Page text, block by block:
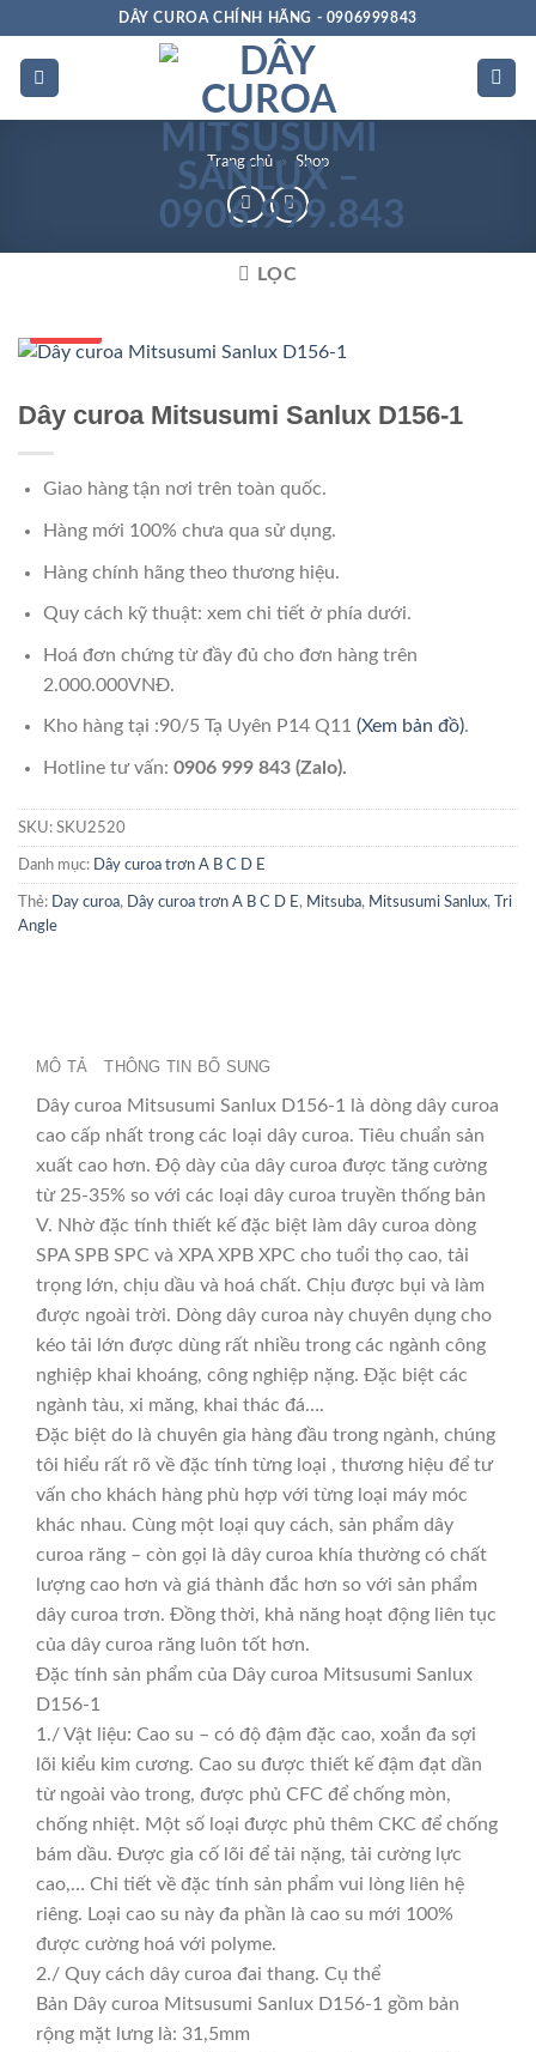
dung
DÂY CUROA CHÍNH HÃNG - 0906999843
Trang chủ » Shop
LỌC
Dây curoa Mitsusumi Sanlux D156-1
Giao hàng tận nơi trên toàn quốc.
Hàng mới 100% chưa qua sử dụng.
Hàng chính hãng theo thương hiệu.
Quy cách kỹ thuật: xem chi tiết ở phía dưới.
Hoá đơn chứng từ đầy đủ cho đơn hàng trên
2.000.000VNĐ.
Kho hàng tại :90/5 Tạ Uyên P14 Q11 (Xem bản đồ).
Hotline tư vấn: 0906 999 843 (Zalo).
SKU: SKU2520
Danh mục: Dây curoa trơn A B C D E
Thẻ: Day curoa, Dây curoa trơn A B C D E , Mitsuba, Mitsusumi Sanlux,
Tri
Angle
MÔ TẢ THÔNG TIN BỔ SUNG
Dây curoa Mitsusumi Sanlux D156-1 là dòng dây curoa
cao cấp nhất trong các loại dây curoa. Tiêu chuẩn sản
xuất cao hơn. Độ dày của dây curoa được tăng cường
từ 25-35% so với các loại dây curoa truyền thống bản
V. Nhờ đặc tính thiết kế đặc biệt làm dây curoa dòng
SPA SPB SPC và XPA XPB XPC cho tuổi thọ cao, tải
trọng lớn, chịu dầu và hoá chất. Chịu được bụi và làm
được ngoài trời. Dòng dây curoa này chuyên dụng cho
kéo tải lớn được dùng rất nhiều trong các ngành công
nghiệp khai khoáng, công nghiệp nặng. Đặc biệt các
ngành tàu, xi măng, khai thác đá….
Đặc biệt do là chuyên gia hàng đầu trong ngành, chúng
tôi hiểu rất rõ về đặc tính từng loại , thương hiệu để tư
vấn cho khách hàng phù hợp với từng loại máy móc
khác nhau. Cùng một loại quy cách, sản phẩm dây
curoa răng – còn gọi là dây curoa khía thường có chất
lượng cao hơn và giá thành đắc hơn so với sản phẩm
dây curoa trơn. Đồng thời, khả năng hoạt động liên tục
của dây curoa răng luôn tốt hơn.
Đặc tính sản phẩm của Dây curoa Mitsusumi Sanlux
D156-1
1./ Vật liệu: Cao su – có độ đậm đặc cao, xoắn đa sợi
lõi kiểu kim cương. Cao su được thiết kế đậm đạt dần
từ ngoài vào trong, được phủ CFC để chống mòn,
chống nhiệt. Một số loại được phủ thêm CKC để chống
bám dầu. Được gia cố lõi để tải nặng, tải cường lực
cao,… Chi tiết về đặc tính sản phẩm vui lòng liên hệ
riêng. Loại cao su này đa phần là cao su mới 100%
được cường hoá với polyme.
2./ Quy cách dây curoa đai thang. Cụ thể
Bản Dây curoa Mitsusumi Sanlux D156-1 gồm bản
rộng mặt lưng là: 31,5mm